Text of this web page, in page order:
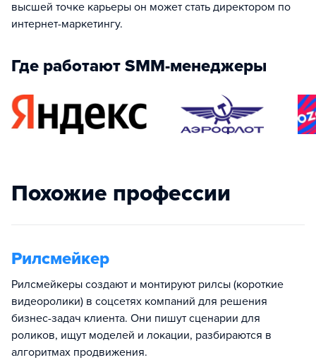
высшей точке карьеры он может стать директором по
интернет-маркетингу.
Где работают SMM-менеджеры
Похожие профессии
Рилсмейкер
Рилсмейкеры создают и монтируют рилсы (короткие
видеоролики) в соцсетях компаний для решения
бизнес-задач клиента. Они пишут сценарии для
роликов, ищут моделей и локации, разбираются в
алгоритмах продвижения.